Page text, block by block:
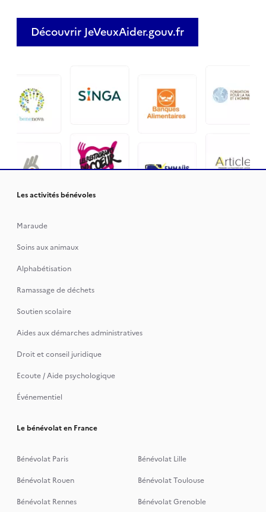
Découvrir JeVeuxAider.gouv.fr
Les activités bénévoles
Maraude
Soins aux animaux
Alphabétisation
Ramassage de déchets
Soutien scolaire
Aides aux démarches administratives
Droit et conseil juridique
Ecoute / Aide psychologique
Événementiel
Le bénévolat en France
Bénévolat Paris
Bénévolat Lille
Bénévolat Rouen
Bénévolat Toulouse
Bénévolat Rennes
Bénévolat Grenoble